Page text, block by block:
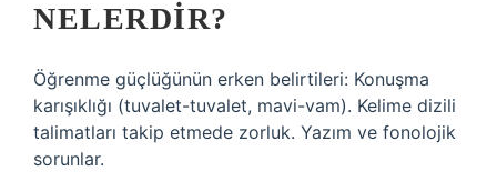
NELERDIR?
Öğrenme güçlüğünün erken belirtileri: Konuşma
karışıklığı (tuvalet-tuvalet, mavi-vam). Kelime dizili
talimatları takip etmede zorluk. Yazım ve fonolojik
sorunlar.